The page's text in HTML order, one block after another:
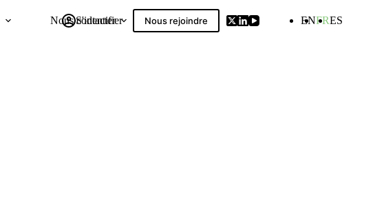
Nous contacter
S'identifier Nous rejoindre ENFRES